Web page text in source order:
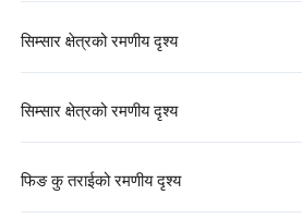
सिम्सार क्षेत्रको रमणीय दृश्य
सिम्सार क्षेत्रको रमणीय दृश्य
फिङ कु तराईको रमणीय दृश्य